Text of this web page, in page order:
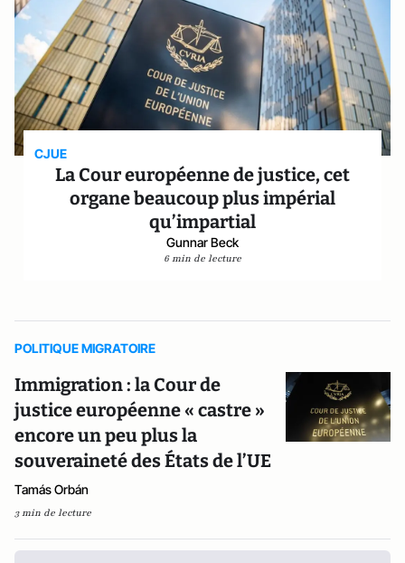
CJUE
La Cour européenne de justice, cet
organe beaucoup plus impérial
qu’impartial
Gunnar Beck
6 min de lecture
POLITIQUE MIGRATOIRE
Immigration : la Cour de
justice européenne « castre »
encore un peu plus la
souveraineté des États de l’UE
Tamás Orbán
3 min de lecture